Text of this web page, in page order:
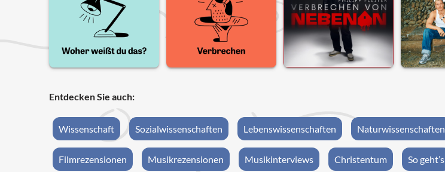
Entdecken Sie auch:
Wissenschaft Sozialwissenschaften Lebenswissenschaften Naturwissenschaften
Filmrezensionen Musikrezensionen Musikinterviews Christentum So geht’s